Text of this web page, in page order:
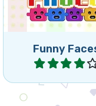
FunnyJugar